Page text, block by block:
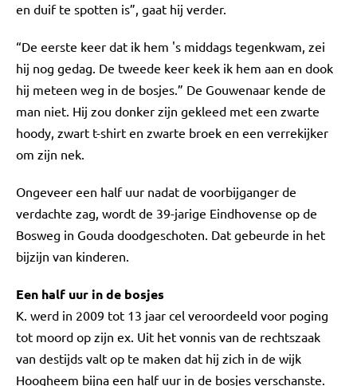
en duif te spotten is”, gaat hij verder.
“De eerste keer dat ik hem 's middags tegenkwam, zei
hij nog gedag. De tweede keer keek ik hem aan en dook
hij meteen weg in de bosjes.” De Gouwenaar kende de
man niet. Hij zou donker zijn gekleed met een zwarte
hoody, zwart t-shirt en zwarte broek en een verrekijker
om zijn nek.
Ongeveer een half uur nadat de voorbijganger de
verdachte zag, wordt de 39-jarige Eindhovense op de
Bosweg in Gouda doodgeschoten. Dat gebeurde in het
bijzijn van kinderen.
Een half uur in de bosjes
K. werd in 2009 tot 13 jaar cel veroordeeld voor poging
tot moord op zijn ex. Uit het vonnis van de rechtszaak
van destijds valt op te maken dat hij zich in de wijk
Hoogheem bijna een half uur in de bosjes verschanste.